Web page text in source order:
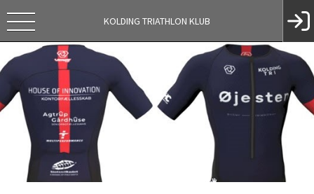
KOLDING TRIATHLON KLUB